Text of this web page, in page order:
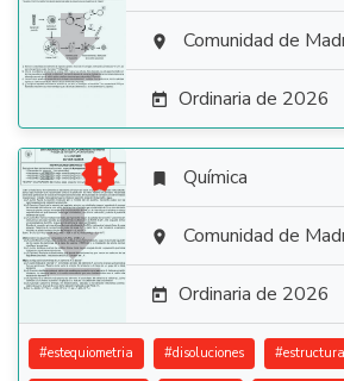
  Comunidad de
 Ordinaria de 2026

  Química
 Comunidad de
 Ordinaria de 2026
#estequiometria #disoluciones #